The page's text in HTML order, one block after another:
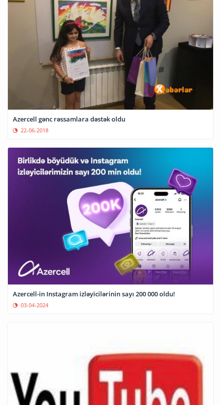
Azercell gənc rəssamlara dəstək oldu
22-06-2018
Azercell-in Instagram izləyicilərinin sayı 200 000 oldu!
03-04-2024